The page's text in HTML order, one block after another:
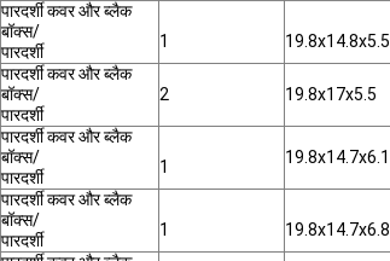
पारदर्शी कवर और ब्लैक
बॉक्स/
पारदर्शी
1 19.8x14.8x5.5
पारदर्शी कवर और ब्लैक
बॉक्स/
पारदर्शी
2 19.8x17x5.5
पारदर्शी कवर और ब्लैक
बॉक्स/
पारदर्शी
1 19.8x14.7x6.1
पारदर्शी कवर और ब्लैक
बॉक्स/
पारदर्शी
1 19.8x14.7x6.8